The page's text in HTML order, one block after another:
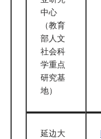
中心
（教育
部人文
社会科
学重点
研究基
地）
延边大